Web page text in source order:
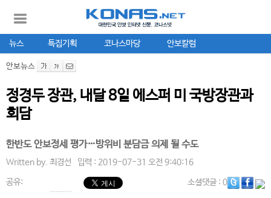
뉴스 특집기획 코나스마당 안보칼럼
안보뉴스
정경두 장관, 내달 8일 에스퍼 미 국방장관과
회담
한반도 안보정세 평가…방위비 분담금 의제 될 수도
Written by. 최경선 입력 : 2019-07-31 오전 9:40:16
공유: 소셜댓글: 0